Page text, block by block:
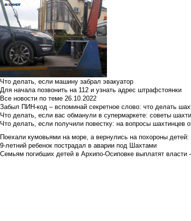
Что делать, если машину забрал эвакуатор
Для начала позвонить на 112 и узнать адрес штрафстоянки
Все новости по теме 26.10.2022
Забыл ПИН-код – вспоминай секретное слово: что делать
Что делать, если вас обманули в супермаркете: советы
Что делать, если получили повестку: на вопросы шахтинцев
Поехали кумовьями на море, а вернулись на похороны
9-летний ребенок пострадал в аварии под Шахтами
Семьям погибших детей в Архипо-Осиповке выплатят власти